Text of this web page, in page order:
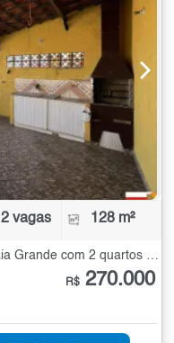
2 vagas 128 m²
R$ 270.000